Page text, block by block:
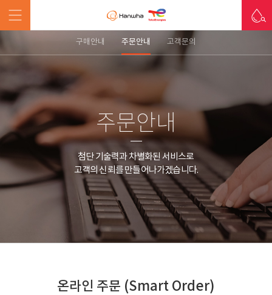
구매안내 주문안내 고객문의
주문안내
첨단 기술력과 차별화된 서비스로
고객의 신뢰를 만들어나가겠습니다.
온라인 주문 (Smart Order)